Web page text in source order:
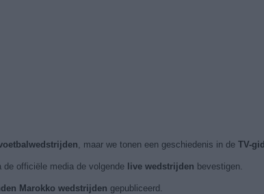
, maar we tonen een geschiedenis in de TV-
de officiële media de volgende live wedstrijden bevestigen.
Marokko wedstrijden gepubliceerd.